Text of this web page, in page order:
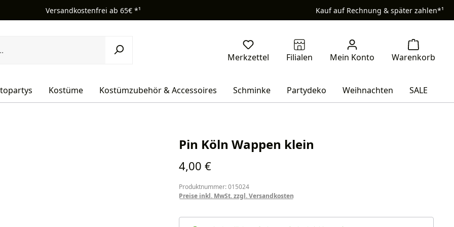
Versandkostenfrei ab 65€ *¹ Kauf auf Rechnung & später zahlen*¹
Kostüme Kostümzubehör & Accessoires Schminke Partydeko Weihnachten SALE
Pin Köln Wappen klein
Regulärer Preis:
4,00 €
Produktnummer: 015024
Preise inkl. MwSt. zzgl. Versandkosten